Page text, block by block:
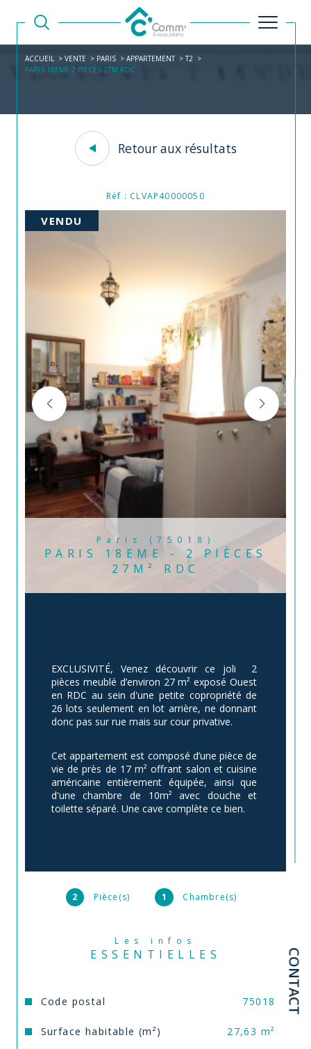
CONTACT
ACCUEIL VENTE PARIS APPARTEMENT
T2
PARIS 18EME 2 PIECES 27M RDC
Retour aux résultats
Réf : CLVAP40000050
VENDU
Paris (75018)
PARIS 18EME - 2 PIÈCES
27M² RDC
2 Pièce(s) 1 Chambre(s)
Les infos
ESSENTIELLES
Caractéristiques Valeurs
Code postal 75018
Surface habitable (m²) 27,63 m²
EXCLUSIVITÉ, Venez découvrir ce joli  2
pièces meublé d’environ 27 m² exposé Ouest
en RDC au sein d'une petite copropriété de
26 lots seulement en lot arrière, ne donnant
donc pas sur rue mais sur cour privative.
Cet appartement est composé d’une pièce de
vie de près de 17 m² offrant salon et cuisine
américaine entièrement équipée, ainsi que
d'une chambre de 10m² avec douche et
toilette séparé. Une cave complète ce bien.
l'immeubleHopital BICHAT à 200m de
inscrit RSAC n° 2021AC00254 /
Annonce proposée par un agent commercial